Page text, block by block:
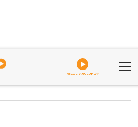
ASCOLTA GOLDPLAY